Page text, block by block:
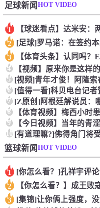
足球新闻HOT VIDEO
1
2
3
4
5 [视频]青年才俊！阿隆索
6
7
8
9
10
篮球新闻HOT VIDEO
1
2
3 [集锦]让你俩上强度，